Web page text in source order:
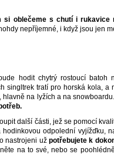
si oblečeme s chutí i rukavice
nepříjemné, i když jsou jen
hodit chytrý rostoucí batoh
singltrek tratí pro horská kola, a
na lyžích a na
další části, jež se pomocí
odpolední vyjížďku,
nastrojeni už potřebujete k
na to své, nebo se